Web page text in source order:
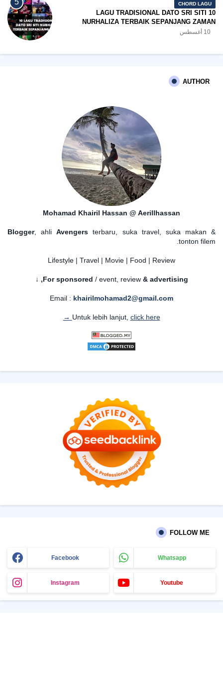
CHORD LAGU
10 LAGU TRADISIONAL DATO SRI SITI
NURHALIZA TERBAIK SEPANJANG ZAMAN
10 أغسطس
AUTHOR
Mohamad Khairil Hassan @ Aerillhassan
Blogger, ahliAvengers terbaru, suka travel, suka makan &
tonton filem.
Lifestyle | Travel | Movie | Food | Review
For sponsored / event, review & advertising,
↓
Email : khairilmohamad2@gmail.com
Untuk lebih lanjut, click here →
FOLLOW ME
Facebook Whatsapp
Instagram Youtube